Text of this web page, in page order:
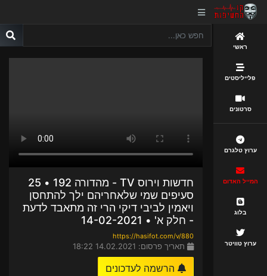
ראשי
פלייליסטים
סרטונים
ערוץ טלגרם
המייל האדום
בלוג
ערוץ טוויטר
חדשות וירוס TV - מהדורה 192 • 25
סעיפים שמי שלאחריהם ילך להתחסן
ויאמין לביבי דיקי הרי זה מתאבד לדעת
- חלק א' • 14-02-2021
https://hasifot.com/v/880
תאריך פרסום: 14.02.2021 18:22
הרשמה לעדכונים